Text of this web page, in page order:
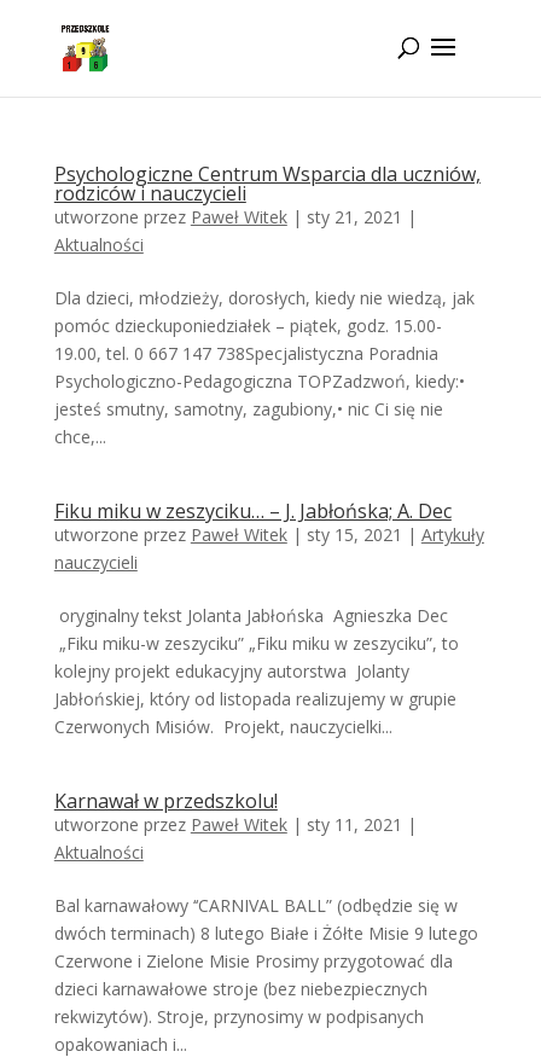
Psychologiczne Centrum Wsparcia dla uczniów,
rodziców i nauczycieli
utworzone przez Paweł Witek| sty 21, 2021 |
Aktualności
Dla dzieci, młodzieży, dorosłych, kiedy nie wiedzą, jak
pomóc dzieckuponiedziałek – piątek, godz. 15.00-
19.00, tel. 0 667 147 738Specjalistyczna Poradnia
Psychologiczno-Pedagogiczna TOPZadzwoń, kiedy:•
jesteś smutny, samotny, zagubiony,• nic Ci się nie
chce,...
Fiku miku w zeszyciku… – J. Jabłońska; A. Dec
utworzone przez Paweł Witek| sty 15, 2021 | Artykuły
nauczycieli
oryginalny tekst Jolanta Jabłońska Agnieszka Dec
„Fiku miku-w zeszyciku” „Fiku miku w zeszyciku”, to
kolejny projekt edukacyjny autorstwa Jolanty
Jabłońskiej, który od listopada realizujemy w grupie
Czerwonych Misiów. Projekt, nauczycielki...
Karnawał w przedszkolu!
utworzone przez Paweł Witek| sty 11, 2021 |
Aktualności
Bal karnawałowy ‘‘CARNIVAL BALL” (odbędzie się w
dwóch terminach) 8 lutego Białe i Żółte Misie 9 lutego
Czerwone i Zielone Misie Prosimy przygotować dla
dzieci karnawałowe stroje (bez niebezpiecznych
rekwizytów). Stroje, przynosimy w podpisanych
opakowaniach i...